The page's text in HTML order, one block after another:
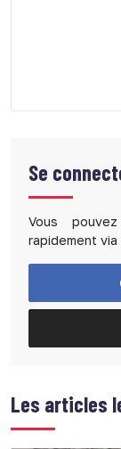
Se
Vous
rapidement
Les articles